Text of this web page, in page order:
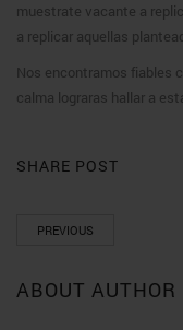
muestrate vacante a
a replicar aquellas
Nos encontramos fiables
calma lograras hallar a
SHARE POST
PREVIOUS
ABOUT AUTHOR